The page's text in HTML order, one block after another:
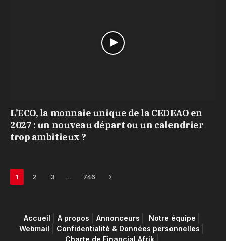
L’ECO, la monnaie unique de la CEDEAO en
2027 : un nouveau départ ou un calendrier
trop ambitieux ?
1 2 3 … 746 Next
Accueil A propos Annonceurs
Notre équipe
Webmail
Confidentialité & Données personnelles